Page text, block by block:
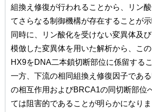
組換え修復が行われることから、リン
てさらなる制御機構が存在することが示
同時に、リン酸化を受けない変異体及
模倣した変異体を用いた解析から、こ
HX9をDNA二本鎖切断部位に係留する
一方、下流の相同組換え修復因子であ
の相互作用およびBRCA1の同切断部位
ては阻害的であることが明らかになり